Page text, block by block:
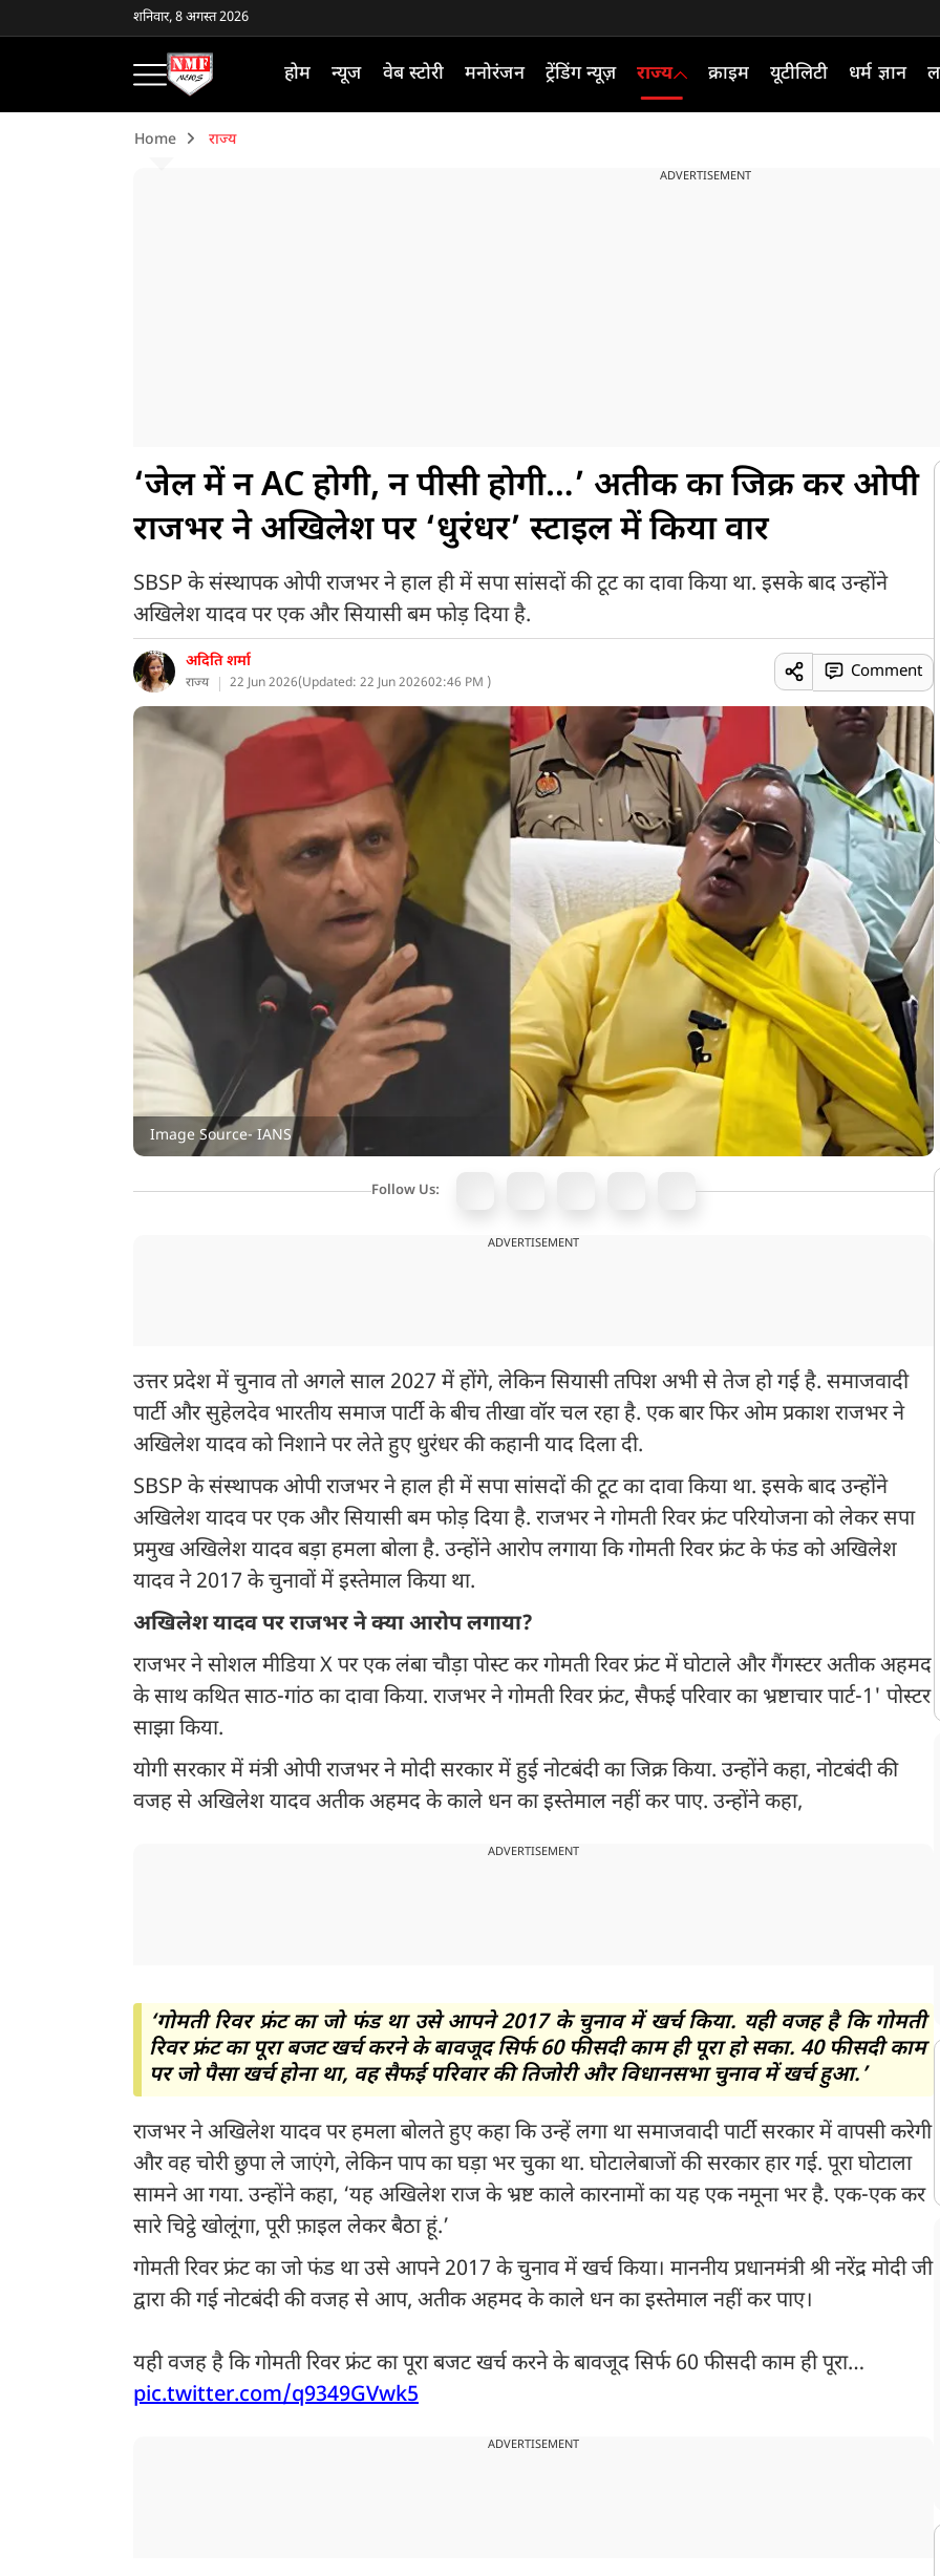
शनिवार, 8 अगस्त 2026
होम न्यूज वेब स्टोरी मनोरंजन ट्रेंडिंग न्यूज़ राज्य क्राइम यूटीलिटी धर्म ज्ञान
Home राज्य
ADVERTISEMENT
‘जेल में न AC होगी, न पीसी होगी…’ अतीक का जिक्र कर ओपी
राजभर ने अखिलेश पर ‘धुरंधर’ स्टाइल में किया वार
SBSP के संस्थापक ओपी राजभर ने हाल ही में सपा सांसदों की टूट का दावा किया था. इसके बाद उन्होंने
अखिलेश यादव पर एक और सियासी बम फोड़ दिया है.
अदिति शर्मा
राज्य 22 Jun 2026(Updated: 22 Jun 202602:46 PM )
Comment
Image Source- IANS
Follow Us:
ADVERTISEMENT
उत्तर प्रदेश में चुनाव तो अगले साल 2027 में होंगे, लेकिन सियासी तपिश अभी से तेज हो गई है. समाजवादी
पार्टी और सुहेलदेव भारतीय समाज पार्टी के बीच तीखा वॉर चल रहा है. एक बार फिर ओम प्रकाश राजभर ने
अखिलेश यादव को निशाने पर लेते हुए धुरंधर की कहानी याद दिला दी.
SBSP के संस्थापक ओपी राजभर ने हाल ही में सपा सांसदों की टूट का दावा किया था. इसके बाद उन्होंने
अखिलेश यादव पर एक और सियासी बम फोड़ दिया है. राजभर ने गोमती रिवर फ्रंट परियोजना को लेकर सपा
प्रमुख अखिलेश यादव बड़ा हमला बोला है. उन्होंने आरोप लगाया कि गोमती रिवर फ्रंट के फंड को अखिलेश
यादव ने 2017 के चुनावों में इस्तेमाल किया था.
अखिलेश यादव पर राजभर ने क्या आरोप लगाया?
राजभर ने सोशल मीडिया X पर एक लंबा चौड़ा पोस्ट कर गोमती रिवर फ्रंट में घोटाले और गैंगस्टर अतीक अहमद
के साथ कथित साठ-गांठ का दावा किया. राजभर ने गोमती रिवर फ्रंट, सैफई परिवार का भ्रष्टाचार पार्ट-1' पोस्टर
साझा किया.
योगी सरकार में मंत्री ओपी राजभर ने मोदी सरकार में हुई नोटबंदी का जिक्र किया. उन्होंने कहा, नोटबंदी की
वजह से अखिलेश यादव अतीक अहमद के काले धन का इस्तेमाल नहीं कर पाए. उन्होंने कहा,
ADVERTISEMENT
‘गोमती रिवर फ्रंट का जो फंड था उसे आपने 2017 के चुनाव में खर्च किया. यही वजह है कि गोमती
रिवर फ्रंट का पूरा बजट खर्च करने के बावजूद सिर्फ 60 फीसदी काम ही पूरा हो सका. 40 फीसदी काम
पर जो पैसा खर्च होना था, वह सैफई परिवार की तिजोरी और विधानसभा चुनाव में खर्च हुआ.’
राजभर ने अखिलेश यादव पर हमला बोलते हुए कहा कि उन्हें लगा था समाजवादी पार्टी सरकार में वापसी करेगी
और वह चोरी छुपा ले जाएंगे, लेकिन पाप का घड़ा भर चुका था. घोटालेबाजों की सरकार हार गई. पूरा घोटाला
सामने आ गया. उन्होंने कहा, ‘यह अखिलेश राज के भ्रष्ट काले कारनामों का यह एक नमूना भर है. एक-एक कर
सारे चिट्ठे खोलूंगा, पूरी फ़ाइल लेकर बैठा हूं.’
गोमती रिवर फ्रंट का जो फंड था उसे आपने 2017 के चुनाव में खर्च किया। माननीय प्रधानमंत्री श्री नरेंद्र मोदी जी
द्वारा की गई नोटबंदी की वजह से आप, अतीक अहमद के काले धन का इस्तेमाल नहीं कर पाए।
यही वजह है कि गोमती रिवर फ्रंट का पूरा बजट खर्च करने के बावजूद सिर्फ 60 फीसदी काम ही पूरा…
pic.twitter.com/q9349GVwk5
ADVERTISEMENT